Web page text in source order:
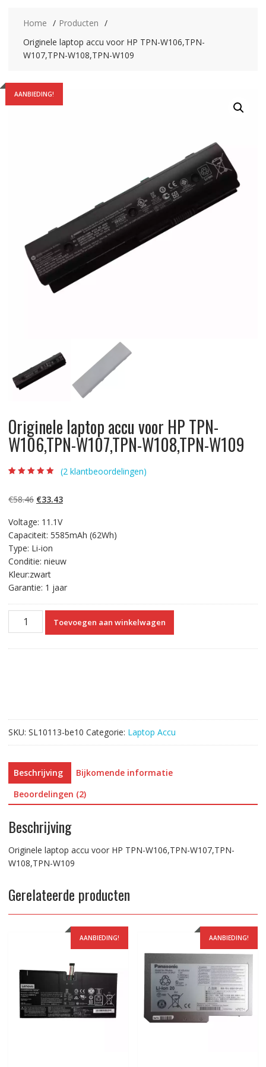
Home
Producten
Originele laptop accu voor HP TPN-W106,TPN-
W107,TPN-W108,TPN-W109
AANBIEDING!
Originele laptop accu voor HP TPN-
W106,TPN-W107,TPN-W108,TPN-W109
gebaseerd op
klantbeoordelinge
(2 klantbeoordelingen)
€58.46 Oorspronkelijke
was:
€58.46.
€33.43Huidige
€33.43.
Voltage: 11.1V
Capaciteit: 5585mAh (62Wh)
Type: Li-ion
Conditie: nieuw
Kleur:zwart
Garantie: 1 jaar
Originele
W108,TPN-
W109
aantal
Toevoegen aan winkelwagen
SKU: SL10113-be10 Categorie: Laptop Accu
Beschrijving
Bijkomende informatie
Beoordelingen (2)
Beschrijving
Originele laptop accu voor HP TPN-W106,TPN-W107,TPN-
W108,TPN-W109
Gerelateerde producten
AANBIEDING! AANBIEDING!